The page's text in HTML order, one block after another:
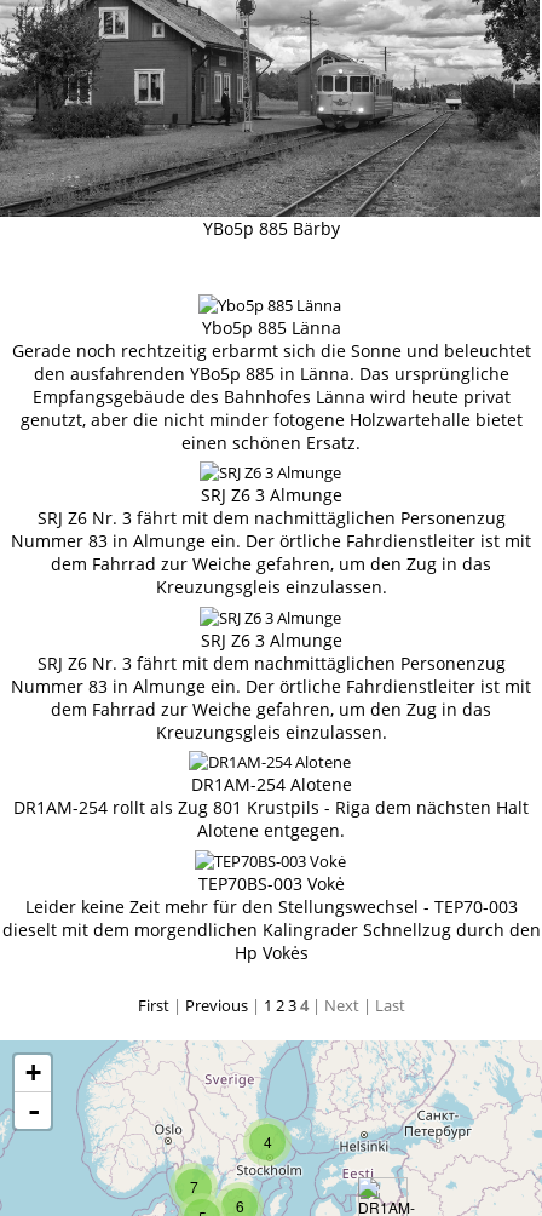
YBo5p 885 Bärby
Ybo5p 885 Länna
Gerade noch rechtzeitig erbarmt sich die Sonne und beleuchtet
den ausfahrenden YBo5p 885 in Länna. Das ursprüngliche
Empfangsgebäude des Bahnhofes Länna wird heute privat
genutzt, aber die nicht minder fotogene Holzwartehalle bietet
einen schönen Ersatz.
SRJ Z6 3 Almunge
SRJ Z6 Nr. 3 fährt mit dem nachmittäglichen Personenzug
Nummer 83 in Almunge ein. Der örtliche Fahrdienstleiter ist mit
dem Fahrrad zur Weiche gefahren, um den Zug in das
Kreuzungsgleis einzulassen.
SRJ Z6 3 Almunge
SRJ Z6 Nr. 3 fährt mit dem nachmittäglichen Personenzug
Nummer 83 in Almunge ein. Der örtliche Fahrdienstleiter ist mit
dem Fahrrad zur Weiche gefahren, um den Zug in das
Kreuzungsgleis einzulassen.
DR1AM-254 Alotene
DR1AM-254 rollt als Zug 801 Krustpils - Riga dem nächsten Halt
Alotene entgegen.
TEP70BS-003 Vokė
Leider keine Zeit mehr für den Stellungswechsel - TEP70-003
dieselt mit dem morgendlichen Kalingrader Schnellzug durch den
Hp Vokės
First| Previous| 1 234 | Next | Last
7
6
4
+
-